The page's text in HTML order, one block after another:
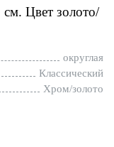
Цвет золото/
округлая
Классический
Хром/золото